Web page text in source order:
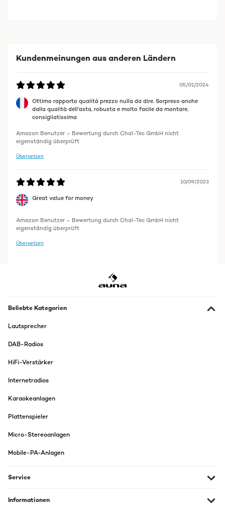
Kundenmeinungen aus anderen Ländern
05/01/2024
Ottimo rapporto qualità prezzo nulla da dire. Sorpreso anche
dalla qualità dell'asta, robusta e molto facile da montare,
consigliatissima
Amazon Benutzer – Bewertung durch Chal-Tec GmbH nicht
eigenständig überprüft
Übersetzen
10/09/2023
Great value for money
Amazon Benutzer – Bewertung durch Chal-Tec GmbH nicht
eigenständig überprüft
Übersetzen
Beliebte Kategorien
Lautsprecher
DAB-Radios
HiFi-Verstärker
Internetradios
Karaokeanlagen
Plattenspieler
Micro-Stereoanlagen
Mobile-PA-Anlagen
Service
Informationen